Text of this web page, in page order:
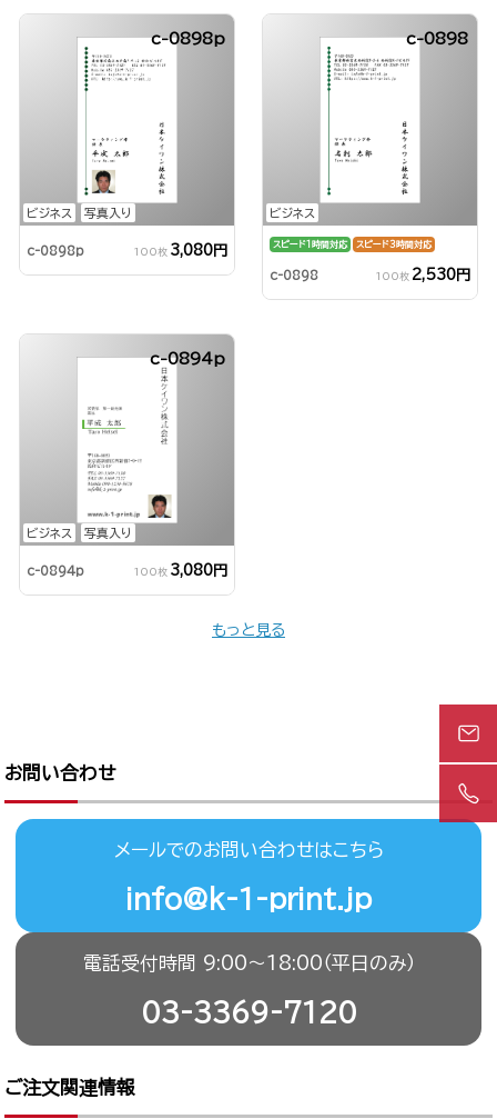
ビジネス 写真入り
c-0898p
c-0898p 100枚 3,080円
ビジネス
c-0898
スピード1時間対応 スピード3時間対応
c-0898 100枚 2,530円
ビジネス 写真入り
c-0894p
c-0894p 100枚 3,080円
もっと見る
お問い合わせ
メールでのお問い合わせはこちら
info@k-1-print.jp
電話受付時間 9:00〜18:00（平日のみ）
03-3369-7120
ご注文関連情報